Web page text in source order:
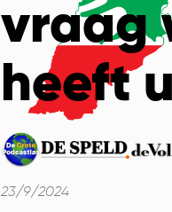
vraag
heeft
23/9/2024